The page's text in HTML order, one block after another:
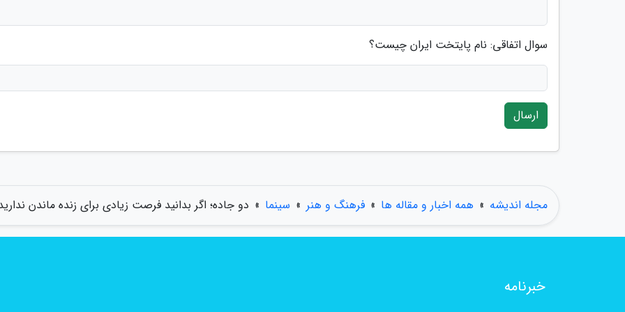
سوال اتفاقی: نام پایتخت ایران چیست؟
ارسال
مجله اندیشه » همه اخبار و مقاله ها » فرهنگ و هنر » سینما » دو جاده؛ اگر بدانید فرصت زیادی برای زنده ماندن
خبرنامه